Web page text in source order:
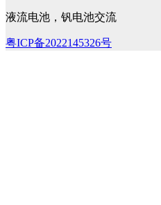
液流电池，钒电池交流
粤ICP备2022145326号